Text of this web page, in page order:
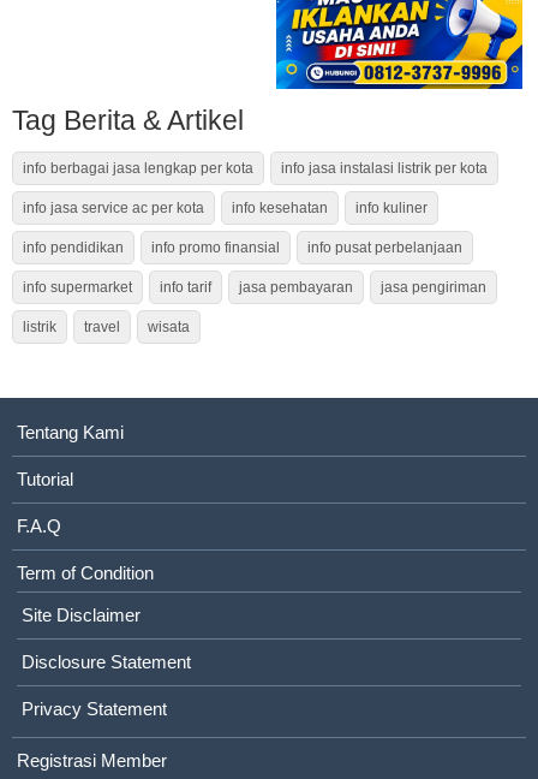
Tag Berita & Artikel
info berbagai jasa lengkap per kota info jasa instalasi listrik per kota
info jasa service ac per kota info kesehatan info kuliner
info pendidikan info promo finansial info pusat perbelanjaan
info supermarket info tarif jasa pembayaran jasa pengiriman
listrik travel wisata
Tentang Kami
Tutorial
F.A.Q
Term of Condition
Site Disclaimer
Disclosure Statement
Privacy Statement
Registrasi Member